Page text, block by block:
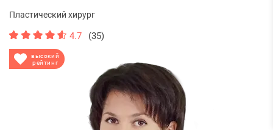
высокий
рейтинг
Пластический хирург
4.7 (35)